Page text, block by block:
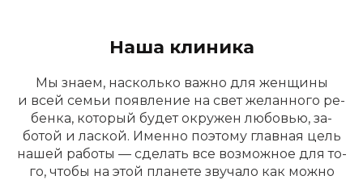
Наша клиника
Мы зна­ем, нас­коль­ко важ­но для жен­щи­ны
и всей семьи по­яв­ле­ние на свет же­лан­но­го ре­
бен­ка, ко­торый бу­дет ок­ру­жен лю­бовью, за­
ботой и лас­кой. Имен­но по­это­му глав­ная цель
на­шей ра­боты — сде­лать все воз­можное для то­
го, что­бы на этой пла­нете зву­чало как мож­но